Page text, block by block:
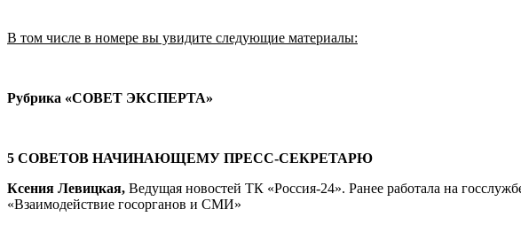
В том числе в номере вы увидите следующие материалы:
Рубрика «СОВЕТ ЭКСПЕРТА»
5 СОВЕТОВ НАЧИНАЮЩЕМУ ПРЕСС-СЕКРЕТАРЮ
Ксения Левицкая, Ведущая новостей ТК «Россия-24». Ранее работала на
«Взаимодействие госорганов и СМИ»